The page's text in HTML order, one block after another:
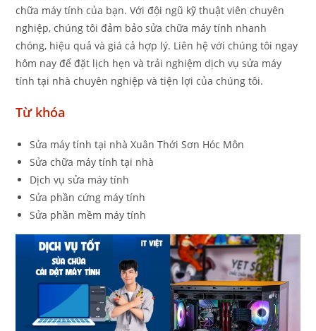
chữa máy tính của bạn. Với đội ngũ kỹ thuật viên chuyên
nghiệp, chúng tôi đảm bảo sửa chữa máy tính nhanh
chóng, hiệu quả và giá cả hợp lý. Liên hệ với chúng tôi ngay
hôm nay để đặt lịch hẹn và trải nghiệm dịch vụ sửa máy
tính tại nhà chuyên nghiệp và tiện lợi của chúng tôi.
Từ khóa
Sửa máy tính tại nhà Xuân Thới Sơn Hóc Môn
Sửa chữa máy tính tại nhà
Dịch vụ sửa máy tính
Sửa phần cứng máy tính
Sửa phần mềm máy tính